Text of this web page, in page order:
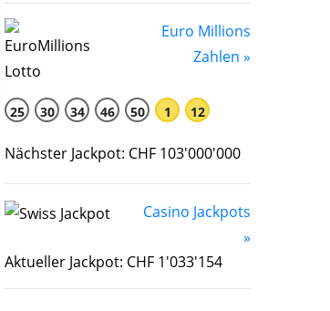
Euro Millions
Zahlen »
25 30 34 46 50 1 12
Nächster Jackpot: CHF 103'000'000
Casino Jackpots
»
Aktueller Jackpot: CHF 1'033'154